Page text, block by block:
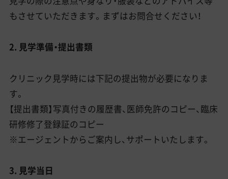
もさせていただきます。まずはお問合せください！
2. 見学準備・提出書類
クリニック見学時には下記の提出物が必要になりま
す。
【提出書類】写真付きの履歴書、医師免許のコピー、臨床
研修修了登録証のコピー
※エージェントからご案内し、サポートいたします。
3. 見学当日